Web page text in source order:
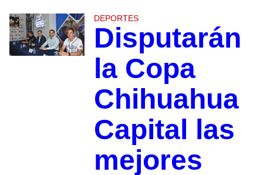
DEPORTES
Disputarán
la Copa
Chihuahua
Capital las
mejores